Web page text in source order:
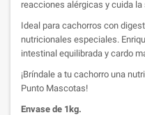
reacciones alérgicas y cuida
Ideal para cachorros con
nutricionales especiales.
intestinal equilibrada y cardo
¡Bríndale a tu cachorro una
Punto Mascotas!
Envase de 1kg.